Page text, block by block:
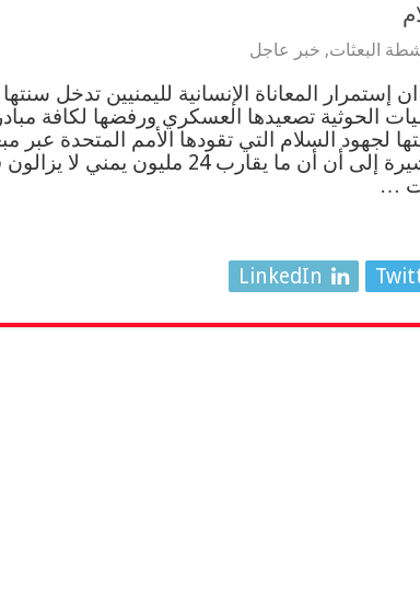
البعثات, خبر عاجل
إستمرار المعاناة الإنسانية لليمنيين تدخل سنتها
الحوثية تصعيدها العسكري ورفضها لكافة
لجهود السلام التي تقودها الأمم المتحدة عبر
الخاص إلى اليمن .. مشيرة إلى أن أن ما يقارب 24 مليون يمني لا
…
LinkedIn